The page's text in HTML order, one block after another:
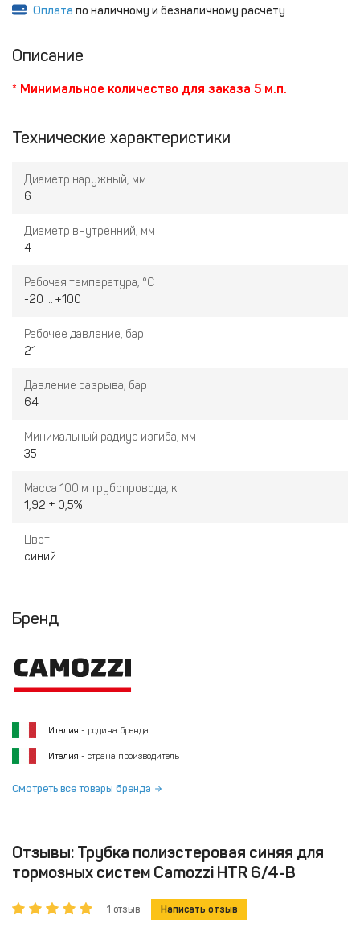
Оплата по наличному и безналичному расчету
Описание
* Минимальное количество для заказа 5 м.п.
Технические характеристики
Диаметр наружный, мм
6
Диаметр внутренний, мм
4
Рабочая температура, °С
-20 ... +100
Рабочее давление, бар
21
Давление разрыва, бар
64
Минимальный радиус изгиба, мм
35
Масса 100 м трубопровода, кг
1,92 ± 0,5%
Цвет
синий
Бренд
Италия - родина бренда
Италия - страна производитель
Смотреть все товары бренда
Отзывы: Трубка полиэстеровая синяя для
тормозных систем Camozzi HTR 6/4-B
1 отзыв Написать отзыв